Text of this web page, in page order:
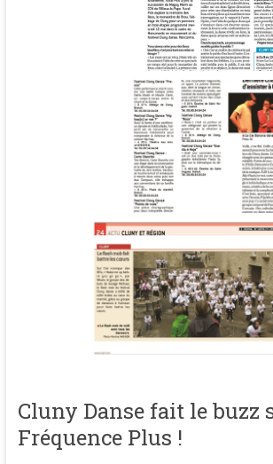
Cluny Danse voit plus
Hydre recréée à l'Abbaye
Dernière chance d'assister
Le Flashmob fait battre les
Cluny Danse fait le buzz
Fréquence Plus !